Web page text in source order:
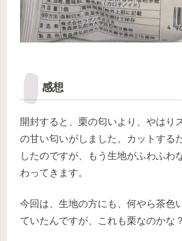
感想
開封すると、栗の匂いより、やはり
の甘い匂いがしました。カットする
したのですが、もう生地がふわふわ
わってきます。
今回は、生地の方にも、何やら茶色
ていたんですが、これも栗なのかな？